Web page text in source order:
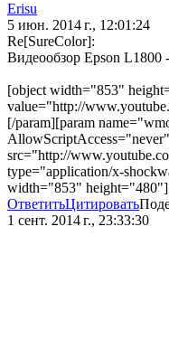
Erisu
5 июн. 2014 г., 12:01:24
Re[SureColor]:
Видеообзор Epson
[object width="853"
value="http://
[/param][param
AllowScriptAccess="never"
src="http://
type="application/x-
width="853"
ОтветитьЦитировать
1 сент. 2014 г., 23:33:30